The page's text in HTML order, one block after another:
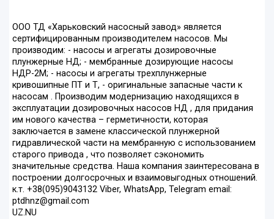
ООО ТД «Харьковский насосный завод» является
сертифицированным производителем насосов. Мы
производим: - насосы и агрегаты дозировочные
плунжерные НД; - мембранные дозирующие насосы
НДР-2М; - насосы и агрегаты трехплунжерные
кривошипные ПТ и Т, - оригинальные запасные части к
насосам . Производим модернизацию находящихся в
эксплуатации дозировочных насосов НД , для придания
им нового качества – герметичности, которая
заключается в замене классической плунжерной
гидравлической части на мембранную с использованием
старого привода , что позволяет сэкономить
значительные средства. Наша компания заинтересована в
построении долгосрочных и взаимовыгодных отношений.
к.т. +38(095)9043132 Viber, WhatsApp, Telegram email:
ptdhnz@gmail.com
UZ.NU